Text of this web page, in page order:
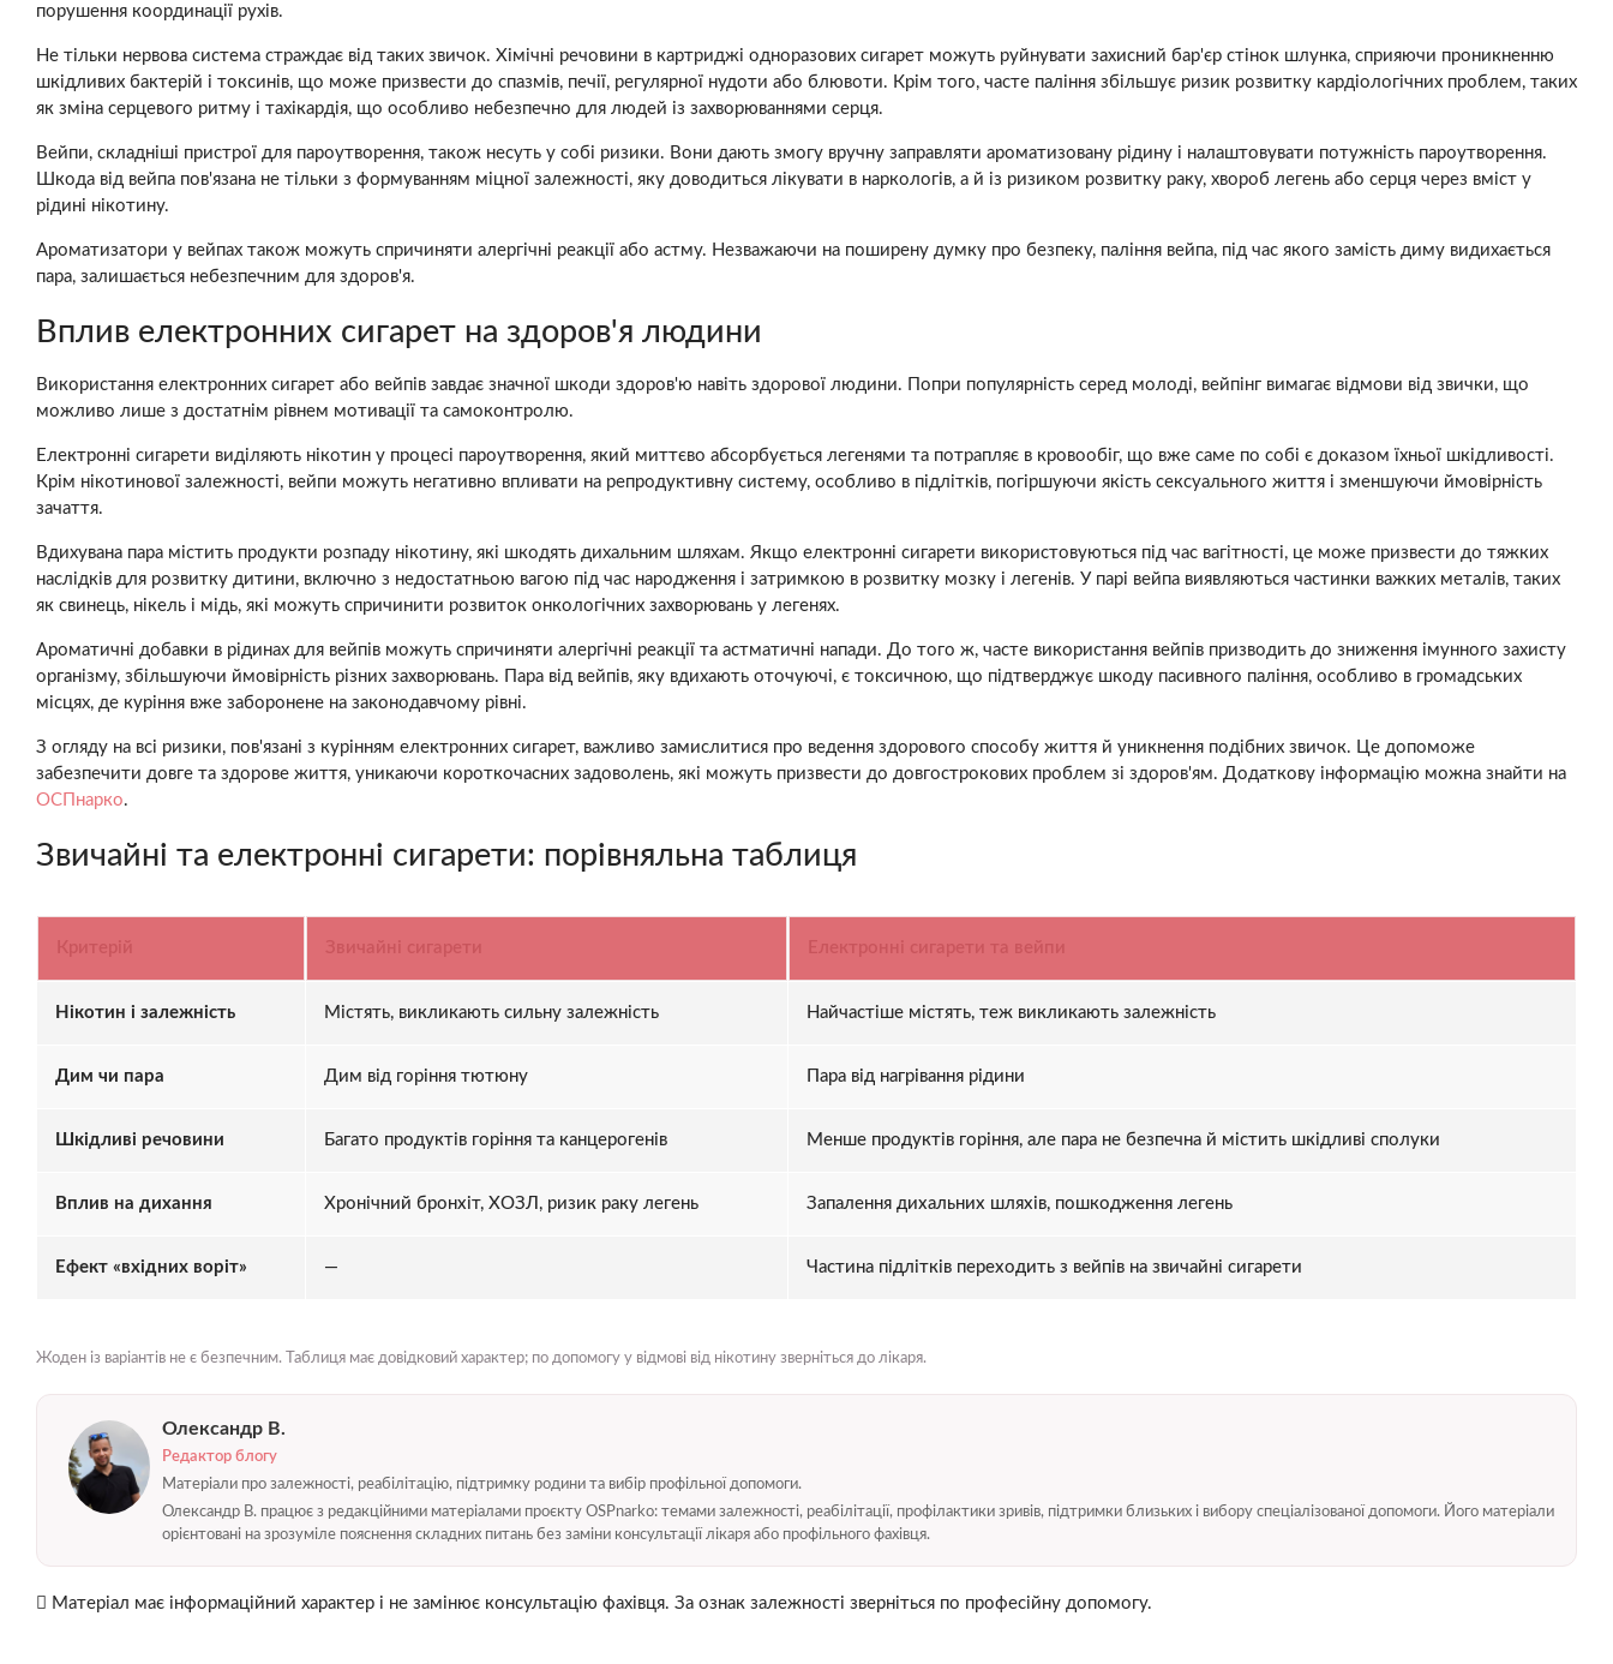
порушення координації рухів.
Не тільки нервова система страждає від таких звичок. Хімічні речовини в картриджі одноразових сигарет можуть руйнувати захисний бар'єр стінок шлунка, сприяючи проникненню
шкідливих бактерій і токсинів, що може призвести до спазмів, печії, регулярної нудоти або блювоти. Крім того, часте паління збільшує ризик розвитку кардіологічних проблем, таких
як зміна серцевого ритму і тахікардія, що особливо небезпечно для людей із захворюваннями серця.
Вейпи, складніші пристрої для пароутворення, також несуть у собі ризики. Вони дають змогу вручну заправляти ароматизовану рідину і налаштовувати потужність пароутворення.
Шкода від вейпа пов'язана не тільки з формуванням міцної залежності, яку доводиться лікувати в наркологів, а й із ризиком розвитку раку, хвороб легень або серця через вміст у
рідині нікотину.
Ароматизатори у вейпах також можуть спричиняти алергічні реакції або астму. Незважаючи на поширену думку про безпеку, паління вейпа, під час якого замість диму видихається
пара, залишається небезпечним для здоров'я.
Вплив електронних сигарет на здоров'я людини
Використання електронних сигарет або вейпів завдає значної шкоди здоров'ю навіть здорової людини. Попри популярність серед молоді, вейпінг вимагає відмови від звички, що
можливо лише з достатнім рівнем мотивації та самоконтролю.
Електронні сигарети виділяють нікотин у процесі пароутворення, який миттєво абсорбується легенями та потрапляє в кровообіг, що вже саме по собі є доказом їхньої шкідливості.
Крім нікотинової залежності, вейпи можуть негативно впливати на репродуктивну систему, особливо в підлітків, погіршуючи якість сексуального життя і зменшуючи ймовірність
зачаття.
Вдихувана пара містить продукти розпаду нікотину, які шкодять дихальним шляхам. Якщо електронні сигарети використовуються під час вагітності, це може призвести до тяжких
наслідків для розвитку дитини, включно з недостатньою вагою під час народження і затримкою в розвитку мозку і легенів. У парі вейпа виявляються частинки важких металів, таких
як свинець, нікель і мідь, які можуть спричинити розвиток онкологічних захворювань у легенях.
Ароматичні добавки в рідинах для вейпів можуть спричиняти алергічні реакції та астматичні напади. До того ж, часте використання вейпів призводить до зниження імунного захисту
організму, збільшуючи ймовірність різних захворювань. Пара від вейпів, яку вдихають оточуючі, є токсичною, що підтверджує шкоду пасивного паління, особливо в громадських
місцях, де куріння вже заборонене на законодавчому рівні.
З огляду на всі ризики, пов'язані з курінням електронних сигарет, важливо замислитися про ведення здорового способу життя й уникнення подібних звичок. Це допоможе
забезпечити довге та здорове життя, уникаючи короткочасних задоволень, які можуть призвести до довгострокових проблем зі здоров'ям. Додаткову інформацію можна знайти на
ОСПнарко.
Звичайні та електронні сигарети: порівняльна таблиця
Критерій Звичайні сигарети Електронні сигарети та вейпи
Нікотин і залежність Містять, викликають сильну залежність Найчастіше містять, теж викликають залежність
Дим чи пара Дим від горіння тютюну Пара від нагрівання рідини
Шкідливі речовини Багато продуктів горіння та канцерогенів Менше продуктів горіння, але пара не безпечна й містить шкідливі сполуки
Вплив на дихання Хронічний бронхіт, ХОЗЛ, ризик раку легень Запалення дихальних шляхів, пошкодження легень
Ефект «вхідних воріт» — Частина підлітків переходить з вейпів на звичайні сигарети
Жоден із варіантів не є безпечним. Таблиця має довідковий характер; по допомогу у відмові від нікотину зверніться до лікаря.
Олександр В.
Редактор блогу
Матеріали про залежності, реабілітацію, підтримку родини та вибір профільної допомоги.
Олександр В. працює з редакційними матеріалами проєкту OSPnarko: темами залежності, реабілітації, профілактики зривів, підтримки близьких і вибору спеціалізованої допомоги. Його матеріали
орієнтовані на зрозуміле пояснення складних питань без заміни консультації лікаря або профільного фахівця.
Матеріал має інформаційний характер і не замінює консультацію фахівця. За ознак залежності зверніться по професійну допомогу.